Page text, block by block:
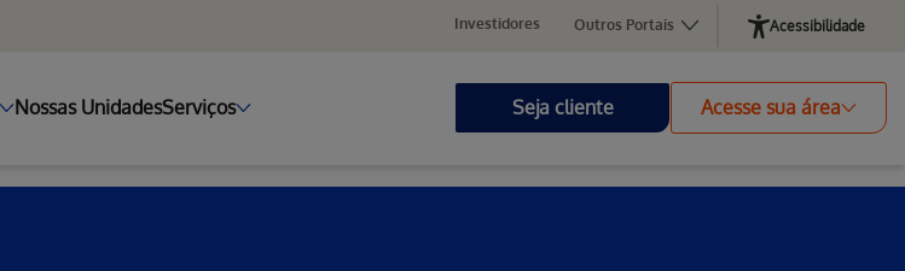
Investidores Outros Portais Acessibilidade
Nossas UnidadesServiços Seja cliente Acesse sua área